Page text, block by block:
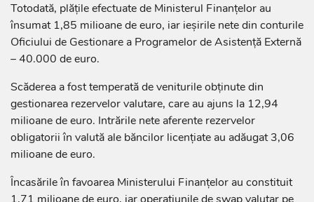
Totodată, plățile efectuate de Ministerul Finanțelor au
însumat 1,85 milioane de euro, iar ieșirile nete din conturile
Oficiului de Gestionare a Programelor de Asistență Externă
– 40.000 de euro.
Scăderea a fost temperată de veniturile obținute din
gestionarea rezervelor valutare, care au ajuns la 12,94
milioane de euro. Intrările nete aferente rezervelor
obligatorii în valută ale băncilor licențiate au adăugat 3,06
milioane de euro.
Încasările în favoarea Ministerului Finanțelor au constituit